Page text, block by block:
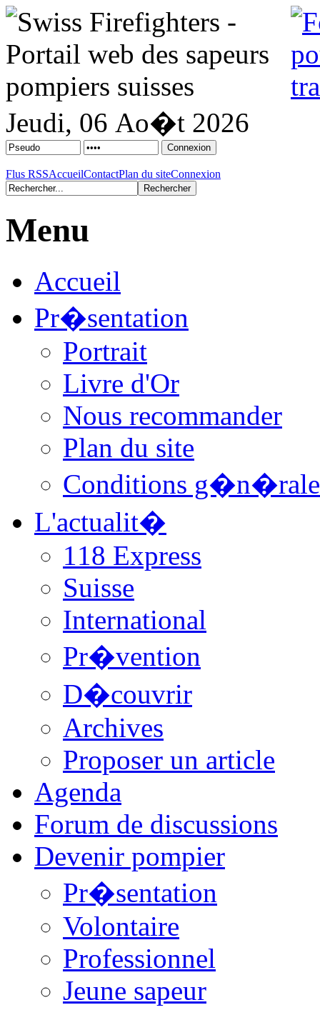
Jeudi, 06 Ao�t 2026
Flus RSSAccueilContactPlan du siteConnexion
Menu
Accueil
Pr�sentation
Portrait
Livre d'Or
Nous recommander
Plan du site
Conditions
L'actualit�
118 Express
Suisse
International
Pr�vention
D�couvrir
Archives
Proposer un article
Agenda
Forum de discussions
Devenir pompier
Pr�sentation
Volontaire
Professionnel
Jeune sapeur